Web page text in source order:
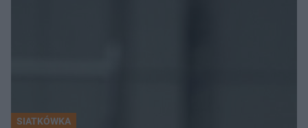
SIATKÓWKA